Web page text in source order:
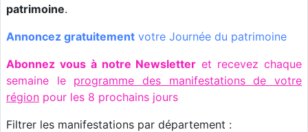
patrimoine.
Annoncez gratuitement votre Journée du patrimoine
Abonnez vous à notre Newsletter et recevez chaque
semaine le programme des manifestations de votre
région pour les 8 prochains jours
Filtrer les manifestations par département :